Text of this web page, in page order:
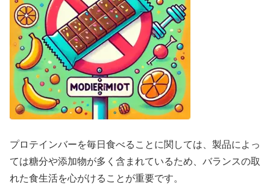
プロテインバーを毎日食べることに関しては、製品によっ
ては糖分や添加物が多く含まれているため、バランスの取
れた食生活を心がけることが重要です。